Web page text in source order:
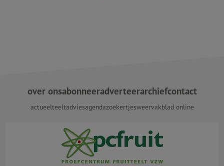
over onsabonneeradverteerarchiefcontact
actueelteeltadviesagendazoekertjesweervakblad online